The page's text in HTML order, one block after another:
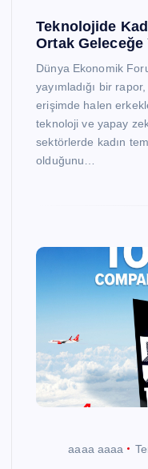
Teknolojide
Ortak Geleceğe
Dünya Ekonomik
yayımladığı bir
erişimde halen
teknoloji ve yapay
sektörlerde kadın
olduğunu…
aaaa aaaa